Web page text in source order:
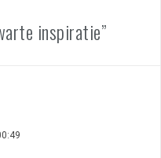
inspiratie”